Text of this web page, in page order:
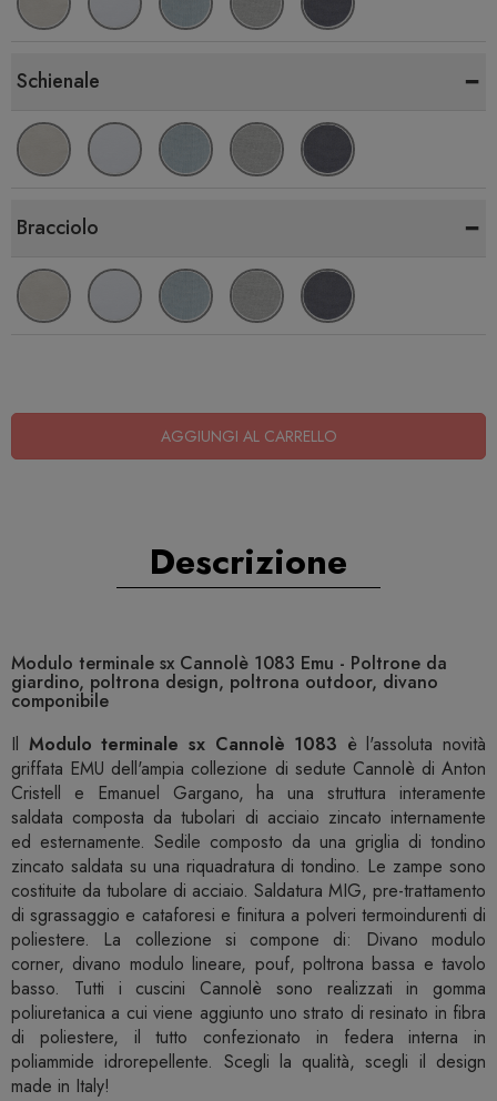
Schienale -
Bracciolo -
AGGIUNGI AL CARRELLO
Descrizione
Modulo terminale sx Cannolè 1083 Emu - Poltrone da
giardino, poltrona design, poltrona outdoor, divano
componibile
Il Modulo terminale sx Cannolè 1083 è l'assoluta novità
griffata EMU dell'ampia collezione di sedute Cannolè di Anton
Cristell e Emanuel Gargano, ha una struttura interamente
saldata composta da tubolari di acciaio zincato internamente
ed esternamente. Sedile composto da una griglia di tondino
zincato saldata su una riquadratura di tondino. Le zampe sono
costituite da tubolare di acciaio. Saldatura MIG, pre-trattamento
di sgrassaggio e cataforesi e finitura a polveri termoindurenti di
poliestere. La collezione si compone di: Divano modulo
corner, divano modulo lineare, pouf, poltrona bassa e tavolo
basso. Tutti i cuscini Cannolè sono realizzati in gomma
poliuretanica a cui viene aggiunto uno strato di resinato in fibra
di poliestere, il tutto confezionato in federa interna in
poliammide idrorepellente. Scegli la qualità, scegli il design
made in Italy!